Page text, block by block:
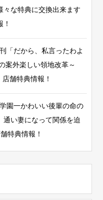
々な特典に交換出来ます
「だから、私言ったわよ
案外楽しい領地改革～
店舗特典情報！
園一かわいい後輩の命の
通い妻になって関係を迫
特典情報！